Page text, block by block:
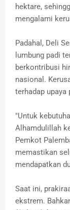
hektare,
mengalami
Padahal, Deli
lumbung padi
berkontribusi
nasional.
terhadap upaya
"Untuk
Alhamdulillah
Pemkot
memastikan
mendapatkan
Saat ini,
ekstrem.